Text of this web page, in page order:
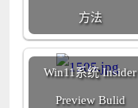
方法
Win11系统 Insider
Preview Bulid